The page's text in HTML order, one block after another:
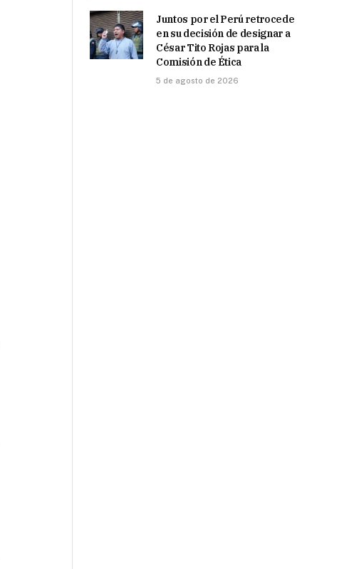
Juntos por el Perú retrocede
en su decisión de designar a
César Tito Rojas para la
Comisión de Ética
5 de agosto de 2026